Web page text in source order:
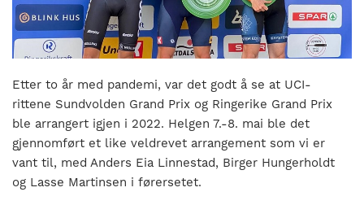
til
bli
en
folkesport.
Etter to år med pandemi, var det godt å se at UCI-
rittene Sundvolden Grand Prix og Ringerike Grand Prix
ble arrangert igjen i 2022. Helgen 7.-8. mai ble det
gjennomført et like veldrevet arrangement som vi er
vant til, med Anders Eia Linnestad, Birger Hungerholdt
og Lasse Martinsen i førersetet.